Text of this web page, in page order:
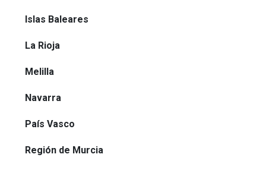
Islas Baleares
La Rioja
Melilla
Navarra
País Vasco
Región de Murcia